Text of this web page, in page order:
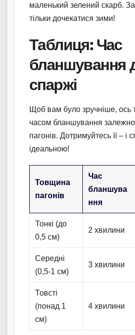
маленький зелений скарб.
тільки дочекатися зими!
Таблиця: Час
бланшування
спаржі
Щоб вам було зручніше, ось
часом бланшування
пагонів. Дотримуйтесь її – і
ідеальною!
Товщина
пагонів
Час
бланшува
ння
Тонкі (до
0,5 см)
2 хвилини
Середні
(0,5-1 см)
3 хвилини
Товсті
(понад 1
см)
4 хвилини